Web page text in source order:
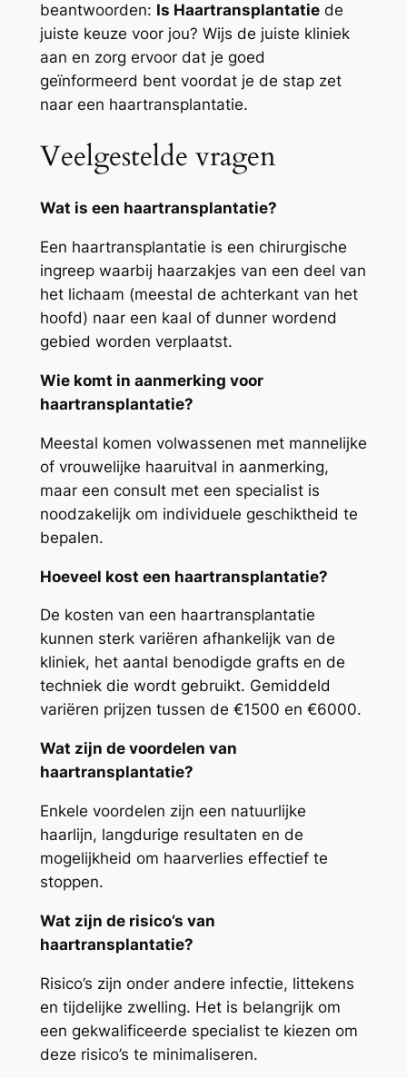
beantwoorden: Is Haartransplantatiede
juiste keuze voor jou? Wijs de juiste kliniek
aan en zorg ervoor dat je goed
geïnformeerd bent voordat je de stap zet
naar een haartransplantatie.
Veelgestelde vragen
Wat is een haartransplantatie?
Een haartransplantatie is een chirurgische
ingreep waarbij haarzakjes van een deel van
het lichaam (meestal de achterkant van het
hoofd) naar een kaal of dunner wordend
gebied worden verplaatst.
Wie komt in aanmerking voor
haartransplantatie?
Meestal komen volwassenen met mannelijke
of vrouwelijke haaruitval in aanmerking,
maar een consult met een specialist is
noodzakelijk om individuele geschiktheid te
bepalen.
Hoeveel kost een haartransplantatie?
De kosten van een haartransplantatie
kunnen sterk variëren afhankelijk van de
kliniek, het aantal benodigde grafts en de
techniek die wordt gebruikt. Gemiddeld
variëren prijzen tussen de €1500 en €6000.
Wat zijn de voordelen van
haartransplantatie?
Enkele voordelen zijn een natuurlijke
haarlijn, langdurige resultaten en de
mogelijkheid om haarverlies effectief te
stoppen.
Wat zijn de risico’s van
haartransplantatie?
Risico’s zijn onder andere infectie, littekens
en tijdelijke zwelling. Het is belangrijk om
een gekwalificeerde specialist te kiezen om
deze risico’s te minimaliseren.